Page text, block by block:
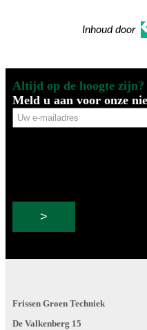
Inhoud door
Altijd op de hoogte zijn?
Meld u aan voor onze
Uw
e-
Frissen Groen Techniek
De Valkenberg 15